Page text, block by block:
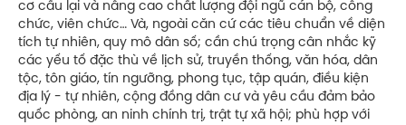
cơ cấu lại và nâng cao chất lượng đội ngũ cán bộ, công
chức, viên chức… Và, ngoài căn cứ các tiêu chuẩn về diện
tích tự nhiên, quy mô dân số; cần chú trọng cân nhắc kỹ
các yếu tố đặc thù về lịch sử, truyền thống, văn hóa, dân
tộc, tôn giáo, tín ngưỡng, phong tục, tập quán, điều kiện
địa lý - tự nhiên, cộng đồng dân cư và yêu cầu đảm bảo
quốc phòng, an ninh chính trị, trật tự xã hội; phù hợp với